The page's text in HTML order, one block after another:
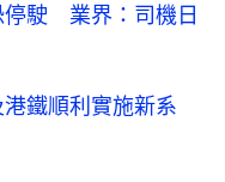
停駛 業界：司機日
鐵順利實施新系